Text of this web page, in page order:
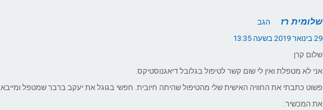
שלומית רז
הגב
29 בינואר 2019 בשעה 13:35
שלום קרן
אני לא מטפלת ואין לי שום קשר לטיפול בגלובל דיאגנוסטיקס.
פשוט כתבתי את החוויה האישית שלי מהטיפול שהיתה חיובית. חפשי בגוגל את יעקב ברבר שמטפל ומייבא
את המכשיר.